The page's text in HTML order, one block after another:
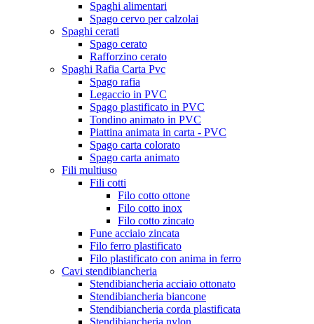
Spaghi alimentari
Spago cervo per calzolai
Spaghi cerati
Spago cerato
Rafforzino cerato
Spaghi Rafia Carta Pvc
Spago rafia
Legaccio in PVC
Spago plastificato in PVC
Tondino animato in PVC
Piattina animata in carta - PVC
Spago carta colorato
Spago carta animato
Fili multiuso
Fili cotti
Filo cotto ottone
Filo cotto inox
Filo cotto zincato
Fune acciaio zincata
Filo ferro plastificato
Filo plastificato con anima in ferro
Cavi stendibiancheria
Stendibiancheria acciaio ottonato
Stendibiancheria biancone
Stendibiancheria corda plastificata
Stendibiancheria nylon